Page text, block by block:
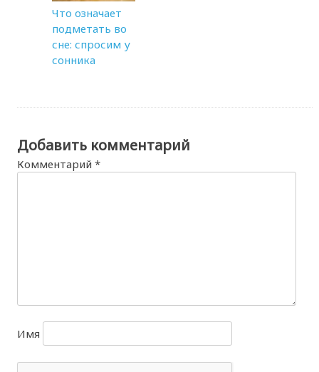
Что означает
подметать во
сне: спросим у
сонника
Добавить комментарий
Комментарий*
Имя